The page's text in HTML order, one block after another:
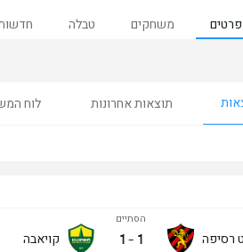
פרטים משחקים טבלה
תוצאות אחרונות לוח
רסיפה
הסתיים
1
-
1 קויאבה